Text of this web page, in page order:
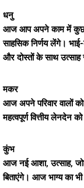
धनु
आज आप अपने काम में कुछ
साहसिक निर्णय लेंगे।
और दोस्तों के साथ उत्साह
मकर
आज अपने परिवार वालों
महत्वपूर्ण वित्तीय लेनदेन
कुंभ
आज नई आशा, उत्साह,
बिताएंगे। आज भाग्य का